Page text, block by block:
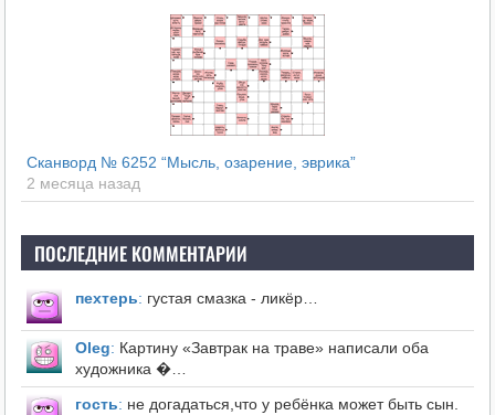
Сканворд № 6252 “Мысль, озарение, эврика”
2 месяца назад
ПОСЛЕДНИЕ КОММЕНТАРИИ
пехтерь: густая смазка - ликёр…
Оleg: Картину «Завтрак на траве» написали оба
художника �…
гость: не догадаться,что у ребёнка может быть сын.